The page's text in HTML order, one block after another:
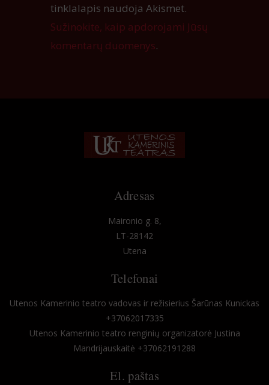
tinklalapis naudoja Akismet.
Sužinokite, kaip apdorojami Jūsų
komentarų duomenys.
Adresas
Maironio g. 8,
LT-28142
Utena
Telefonai
Utenos Kamerinio teatro vadovas ir režisierius Šarūnas Kunickas
+37062017335
Utenos Kamerinio teatro renginių organizatorė Justina
Mandrijauskaitė +37062191288
El. paštas